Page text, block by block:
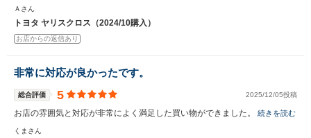
Ａさん
トヨタ ヤリスクロス（2024/10購入）
お店からの返信あり
非常に対応が良かったです。
総合評価 5 2025/12/05投稿
お店の雰囲気と対応が非常によく満足した買い物ができました。 続きを読む
くまさん